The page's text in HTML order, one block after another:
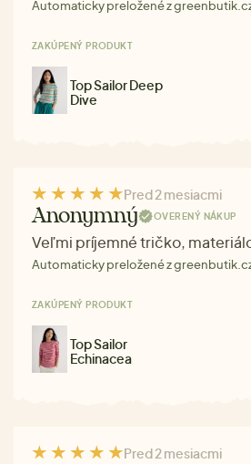
Automaticky preložené z
ZAKÚPENÝ PRODUKT
Top Sailor Deep
Dive
Pred 2 mesiacmi
Anonymný OVERENÝ NÁKUP
Veľmi príjemné tričko,
Automaticky preložené z
ZAKÚPENÝ PRODUKT
Top Sailor
Echinacea
Pred 2 mesiacmi